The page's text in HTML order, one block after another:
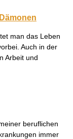
man das Leben
Auch in der
Arbeit und
beruflichen
immer